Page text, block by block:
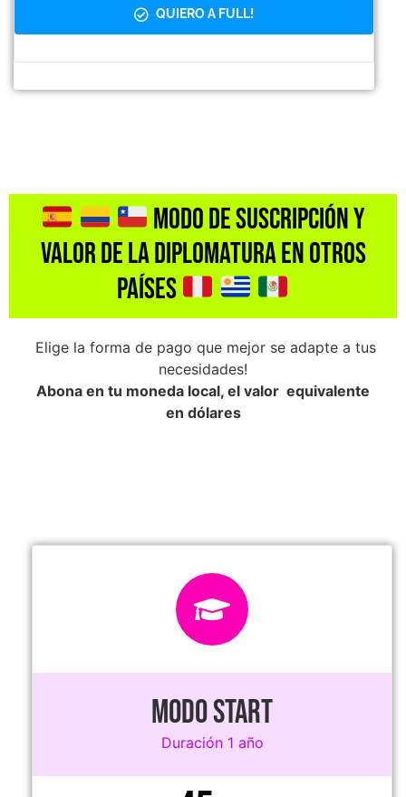
QUIERO A FULL!
MODO DE SUSCRIPCIÓN Y
Valor de la DIPLOMATURA en otros
países
Elige la forma de pago que mejor se adapte a tus
necesidades!
Abona en tu moneda local, el valor equivalente
en dólares
MODO START
Duración 1 año